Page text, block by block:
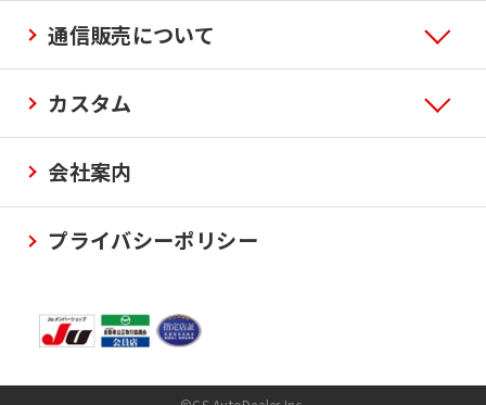
通信販売について
カスタム
会社案内
プライバシーポリシー